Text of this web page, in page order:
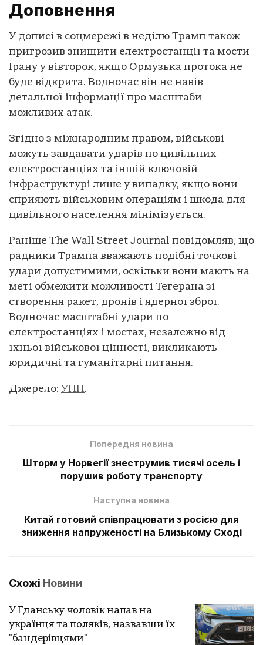
Доповнення
У дописі в соцмережі в неділю Трамп також
пригрозив знищити електростанції та мости
Ірану у вівторок, якщо Ормузька протока не
буде відкрита. Водночас він не навів
детальної інформації про масштаби
можливих атак.
Згідно з міжнародним правом, військові
можуть завдавати ударів по цивільних
електростанціях та іншій ключовій
інфраструктурі лише у випадку, якщо вони
сприяють військовим операціям і шкода для
цивільного населення мінімізується.
Раніше The Wall Street Journal повідомляв, що
радники Трампа вважають подібні точкові
удари допустимими, оскільки вони мають на
меті обмежити можливості Тегерана зі
створення ракет, дронів і ядерної зброї.
Водночас масштабні удари по
електростанціях і мостах, незалежно від
їхньої військової цінності, викликають
юридичні та гуманітарні питання.
Джерело: УНН.
Попередня новина
Шторм у Норвегії знеструмив тисячі осель і
порушив роботу транспорту
Наступна новина
Китай готовий співпрацювати з росією для
зниження напруженості на Близькому Сході
Схожі Новини
У Гданську чоловік напав на
українця та поляків, назвавши їх
"бандерівцями"